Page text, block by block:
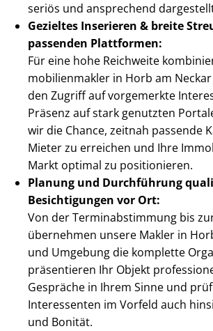
seriös und ansprechend
Gezieltes Inserieren & breite
passenden Plattformen:
Für eine hohe Reichweite
mo­bi­li­en­mak­ler in Horb am
den Zugriff auf vorgemerkte
Präsenz auf stark genutzten
wir die Chance, zeitnah passende
Mieter zu erreichen und Ihre
Markt optimal zu positionieren.
Planung und Durchführung
Besichtigungen vor Ort:
Von der Ter­min­ab­stim­mung bis
übernehmen unsere Makler in
und Umgebung die komplette
präsentieren Ihr Objekt
Gespräche in Ihrem Sinne und
Interessenten im Vorfeld auch
und Bonität.